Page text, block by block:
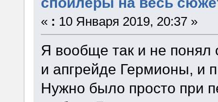
« : 10 Января 2019, 20:37 »
Я вообще так и не понял
и апгрейде Гермионы, и
Нужно было просто при